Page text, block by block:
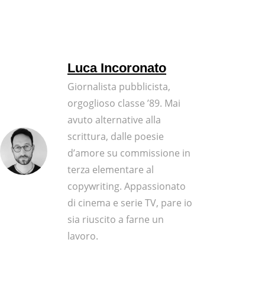
Luca Incoronato
Giornalista pubblicista,
orgoglioso classe ’89. Mai
avuto alternative alla
scrittura, dalle poesie
d’amore su commissione in
terza elementare al
copywriting. Appassionato
di cinema e serie TV, pare io
sia riuscito a farne un
lavoro.